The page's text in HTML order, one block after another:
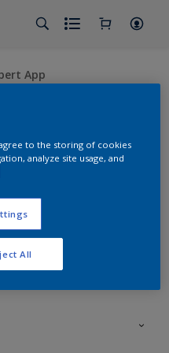
App
to the storing of cookies
analyze site usage, and
All